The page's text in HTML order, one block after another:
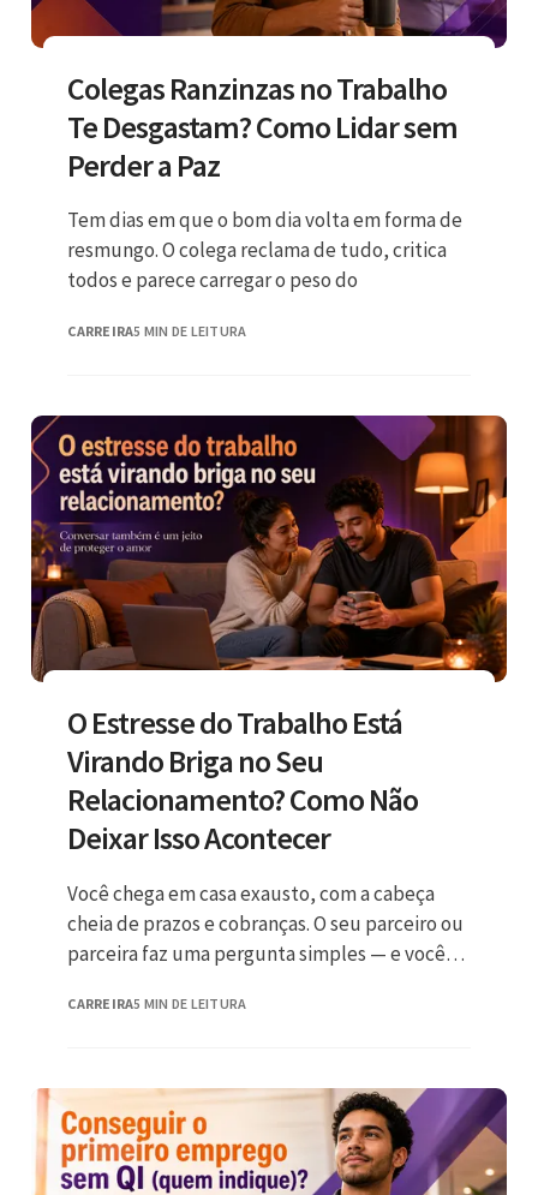
Colegas Ranzinzas no Trabalho
Te Desgastam? Como Lidar sem
Perder a Paz
Tem dias em que o bom dia volta em forma de
resmungo. O colega reclama de tudo, critica
todos e parece carregar o peso do
CARREIRA5 MIN DE LEITURA
O Estresse do Trabalho Está
Virando Briga no Seu
Relacionamento? Como Não
Deixar Isso Acontecer
Você chega em casa exausto, com a cabeça
cheia de prazos e cobranças. O seu parceiro ou
parceira faz uma pergunta simples — e você
CARREIRA5 MIN DE LEITURA